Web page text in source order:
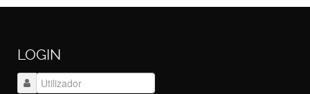
LOGIN